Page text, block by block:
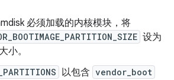
必须加载的内核模块，将
设为
小。
以包含 vendor_boot